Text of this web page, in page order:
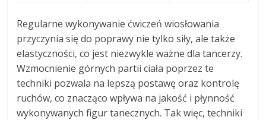
Regularne wykonywanie ćwiczeń wiosłowania
przyczynia się do poprawy nie tylko siły, ale także
elastyczności, co jest niezwykle ważne dla tancerzy.
Wzmocnienie górnych partii ciała poprzez te
techniki pozwala na lepszą postawę oraz kontrolę
ruchów, co znacząco wpływa na jakość i płynność
wykonywanych figur tanecznych. Tak więc, techniki